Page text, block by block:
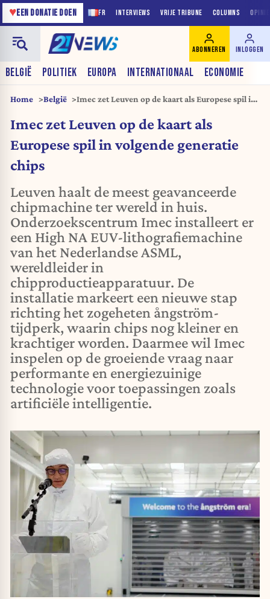
FR INTERVIEWS VRIJE TRIBUNE COLUMNS
♥EEN DONATIE DOEN
BELGIË POLITIEK EUROPA INTERNATIONAAL ECONOMIE
ABONNEREN INLOGGEN
Home België
Imec zet Leuven op de kaart als Europese spil in
Imec zet Leuven op de kaart als
Europese spil in volgende generatie
chips
Leuven haalt de meest geavanceerde
chipmachine ter wereld in huis.
Onderzoekscentrum Imec installeert er
een High NA EUV-lithografiemachine
van het Nederlandse ASML,
wereldleider in
chipproductieapparatuur. De
installatie markeert een nieuwe stap
richting het zogeheten ångström-
tijdperk, waarin chips nog kleiner en
krachtiger worden. Daarmee wil Imec
inspelen op de groeiende vraag naar
performante en energiezuinige
technologie voor toepassingen zoals
artificiële intelligentie.